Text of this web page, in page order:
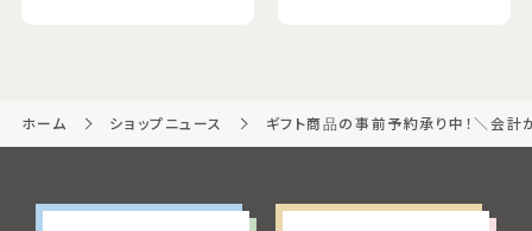
ホーム ショップニュース ギフト商品の事前予約承り中！＼会計